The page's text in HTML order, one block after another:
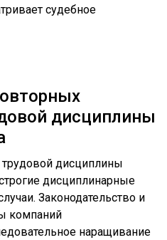
судебное
дисциплины
дисциплины
дисциплинарные
Законодательство и
компаний
наращивание